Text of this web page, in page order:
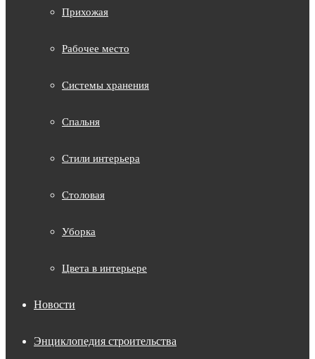
Прихожая
Рабочее место
Системы хранения
Спальня
Стили интерьера
Столовая
Уборка
Цвета в интерьере
Новости
Энциклопедия строительства